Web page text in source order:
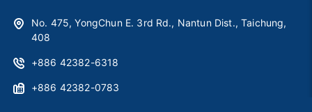
No. 475, YongChun E. 3rd Rd., Nantun Dist., Taichung,
408
+886 42382-6318
+886 42382-0783